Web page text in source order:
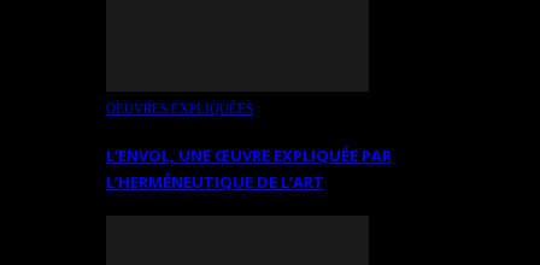
OEUVRES EXPLIQUÉES
L’ENVOL, UNE ŒUVRE EXPLIQUÉE PAR
L’HERMÉNEUTIQUE DE L’ART